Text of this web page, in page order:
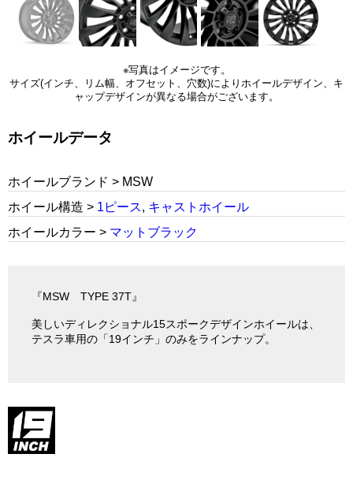
※写真はイメージです。
サイズ(インチ、リム幅、オフセット、穴数)によりホイールデザイン、キ
ャップデザインが異なる場合がございます。
ホイールデータ
ホイールブランド > MSW
ホイール構造 > 1ピース, キャストホイール
ホイールカラー > マットブラック
『MSW TYPE 37T』
美しいディレクショナル15スポークデザインホイールは、
テスラ車用の「19インチ」のみをラインナップ。